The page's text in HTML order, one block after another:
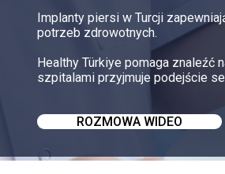
Implanty piersi w Turcji
potrzeb zdrowotnych.
Healthy Türkiye pomaga znaleźć
szpitalami przyjmuje podejście
ROZMOWA WIDEO